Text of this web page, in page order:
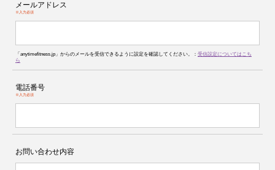
メールアドレス
※入力必須
「anytimefitness.jp」からのメールを受信できるように設定を確認してください。： 受信設定についてはこち
ら
電話番号
※入力必須
お問い合わせ内容